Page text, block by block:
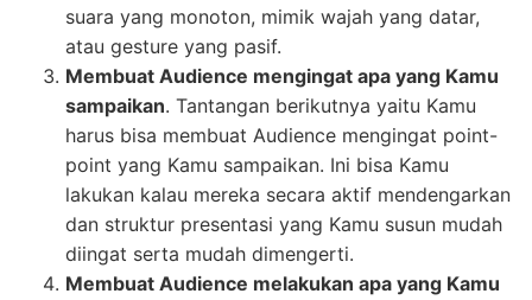
suara yang monoton, mimik wajah yang datar,
atau gesture yang pasif.
Membuat Audience mengingat apa yang Kamu
sampaikan. Tantangan berikutnya yaitu Kamu
harus bisa membuat Audience mengingat point-
point yang Kamu sampaikan. Ini bisa Kamu
lakukan kalau mereka secara aktif mendengarkan
dan struktur presentasi yang Kamu susun mudah
diingat serta mudah dimengerti.
Membuat Audience melakukan apa yang Kamu